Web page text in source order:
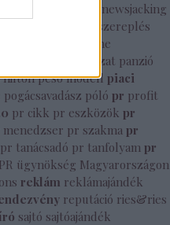
newsjacking
nyilvános szereplés
online
pályázat panzió
hilton peso modell piaci
pogácsavadász póló pr profit
pr cikk pr eszközök pr
pr szakma pr
pr tanácsadó pr tanfolyam pr
PR ügynökség Magyarországon
reklám reklámajándék
reputáció ries&ries
sajtó sajtóajándék